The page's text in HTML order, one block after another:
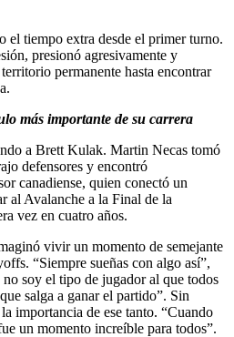
el tiempo extra desde el primer turno.
presionó agresivamente y
permanente hasta encontrar
más importante de su carrera
a Brett Kulak. Martin Necas tomó
defensores y encontró
canadiense, quien conectó un
al Avalanche a la Final de la
vez en cuatro años.
vivir un momento de semejante
“Siempre sueñas con algo así”,
no soy el tipo de jugador al que todos
salga a ganar el partido”. Sin
importancia de ese tanto. “Cuando
un momento increíble para todos”.